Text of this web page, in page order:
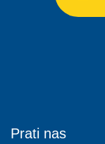
Prati nas